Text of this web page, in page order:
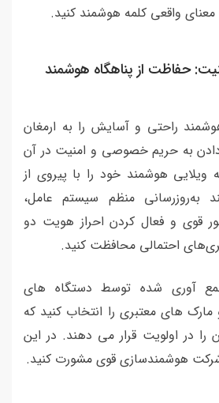
معنای واقعی کلمه هوشمند کنید.
حفاظت از پناهگاه هوشمند
راحتی و آسایش را به ارمغان
دادن به حریم خصوصی و امنیت در آن
هوشمند خود را با پیروی از
به‌روزرسانی منظم سیستم عامل،
قوی و فعال کردن احراز هویت دو
احتمالی محافظت کنید.
آوری شده توسط دستگاه های
های معتبری را انتخاب کنید که
در اولویت قرار می دهند. در این
هوشمندسازی قوی مشورت کنید.